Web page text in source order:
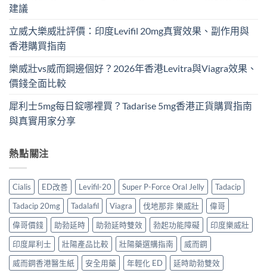
建議
立威大樂威壯評價：印度Levifil 20mg真實效果、副作用與
香港購買指南
樂威壯vs威而鋼邊個好？2026年香港Levitra與Viagra效果、
價錢全面比較
犀利士5mg每日錠哪裡買？Tadarise 5mg香港正貨購買指南
與真實用家分享
熱點關注
Cialis ED改善 Levifil-20 Super P-Force Oral Jelly
Tadacip
Tadacip 20mg
Tadalafil Viagra 伐地那非 樂威壯
偉哥
偉哥價錢
助勃延時 助勃延時雙效 勃起功能障礙
印度樂威壯
印度犀利士
壯陽產品比較 壯陽藥選購指南
威而鋼
威而鋼香港醫生紙
安全用藥 年輕化 ED
延時助勃雙效